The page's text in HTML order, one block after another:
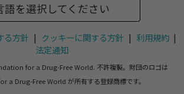
語を選択してください
る方針 | クッキーに関する方針 | 利用規約 |
法定通知
for a Drug-Free World. 不許複製。財団のロゴは
a Drug-Free World が所有する登録商標です。